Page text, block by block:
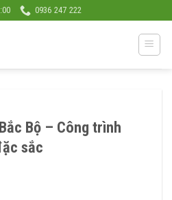
0936 247 222
Bộ – Công trình
sắc